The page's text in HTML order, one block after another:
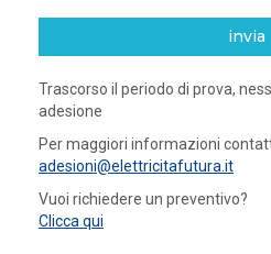
invia
Trascorso il periodo di prova,
adesione
Per maggiori informazioni
adesioni@elettricitafutura.it
Vuoi richiedere un preventivo?
Clicca qui